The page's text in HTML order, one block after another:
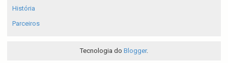
História
Parceiros
Tecnologia do Blogger.